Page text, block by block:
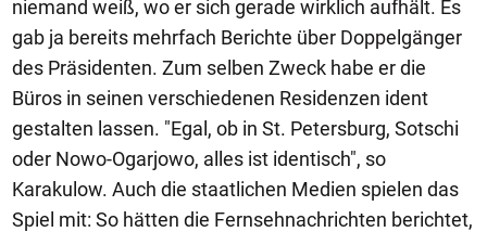
niemand weiß, wo er sich gerade wirklich aufhält. Es
gab ja bereits mehrfach Berichte über Doppelgänger
des Präsidenten. Zum selben Zweck habe er die
Büros in seinen verschiedenen Residenzen ident
gestalten lassen. "Egal, ob in St. Petersburg, Sotschi
oder Nowo-Ogarjowo, alles ist identisch", so
Karakulow. Auch die staatlichen Medien spielen das
Spiel mit: So hätten die Fernsehnachrichten berichtet,